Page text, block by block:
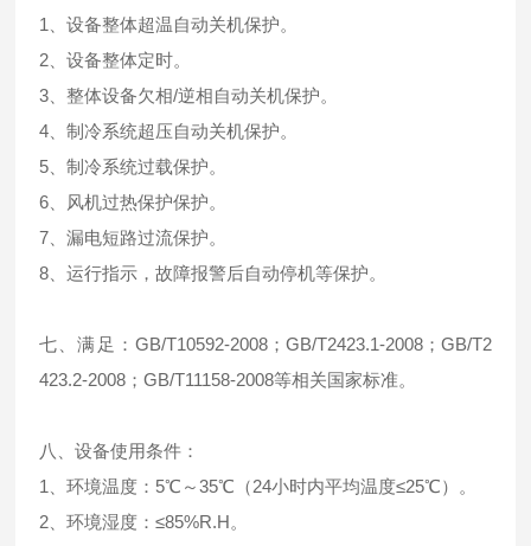
1、设备整体超温自动关机保护。
2、设备整体定时。
3、整体设备欠相/逆相自动关机保护。
4、制冷系统超压自动关机保护。
5、制冷系统过载保护。
6、风机过热保护保护。
7、漏电短路过流保护。
8、运行指示，故障报警后自动停机等保护。
七、满足：GB/T10592-2008；GB/T2423.1-2008；GB/T2
423.2-2008；GB/T11158-2008等相关国家标准。
八、设备使用条件：
1、环境温度：5℃～35℃（24小时内平均温度≤25℃）。
2、环境湿度：≤85%R.H。